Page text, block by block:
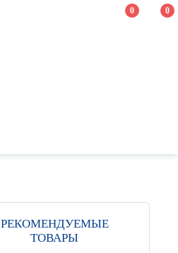
0 0
РЕКОМЕНДУЕМЫЕ
ТОВАРЫ